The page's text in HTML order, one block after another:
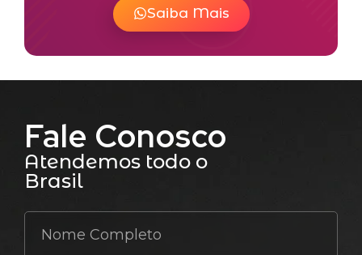
Saiba Mais
Fale Conosco
Atendemos todo o
Brasil